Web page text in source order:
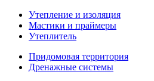
Утепление и изоляция
Мастики и праймеры
Утеплитель
Придомовая территория
Дренажные системы